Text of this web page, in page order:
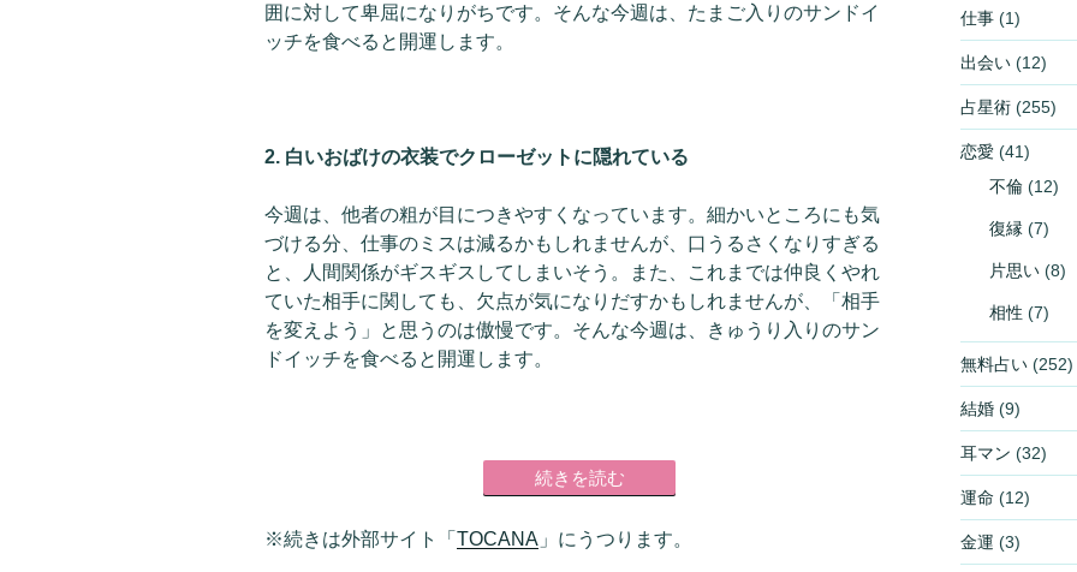
囲に対して卑屈になりがちです。そんな今週は、たまご入りのサンドイ
ッチを食べると開運します。
2. 白いおばけの衣装でクローゼットに隠れている
今週は、他者の粗が目につきやすくなっています。細かいところにも気
づける分、仕事のミスは減るかもしれませんが、口うるさくなりすぎる
と、人間関係がギスギスしてしまいそう。また、これまでは仲良くやれ
ていた相手に関しても、欠点が気になりだすかもしれませんが、「相手
を変えよう」と思うのは傲慢です。そんな今週は、きゅうり入りのサン
ドイッチを食べると開運します。
続きを読む
※続きは外部サイト「 TOCANA 」にうつります。
仕事(1)
出会い(12)
占星術(255)
恋愛(41)
不倫(12)
復縁 (7)
片思い(8)
相性 (7)
無料占い(252)
結婚(9)
耳マン (32)
運命 (12)
金運 (3)